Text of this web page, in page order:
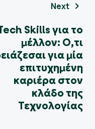
Next
Skills για το
μέλλον: Ο,τι
για μία
επιτυχημένη
καριέρα στον
κλάδο της
Τεχνολογίας